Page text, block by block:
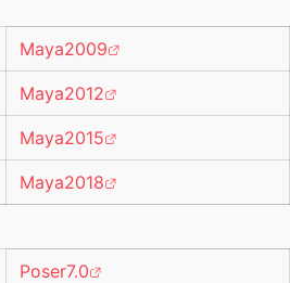
Maya2009
Maya2012
Maya2015
Maya2018
Poser7.0